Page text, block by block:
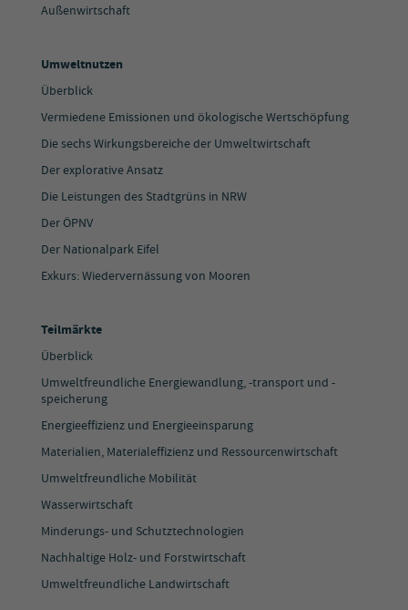
Außenwirtschaft
Umweltnutzen
Überblick
Vermiedene Emissionen und ökologische Wertschöpfung
Die sechs Wirkungsbereiche der Umweltwirtschaft
Der explorative Ansatz
Die Leistungen des Stadtgrüns in NRW
Der ÖPNV
Der Nationalpark Eifel
Exkurs: Wiedervernässung von Mooren
Teilmärkte
Überblick
Umweltfreundliche Energiewandlung, -transport und -
speicherung
Energieeffizienz und Energieeinsparung
Materialien, Materialeffizienz und Ressourcenwirtschaft
Umweltfreundliche Mobilität
Wasserwirtschaft
Minderungs- und Schutztechnologien
Nachhaltige Holz- und Forstwirtschaft
Umweltfreundliche Landwirtschaft